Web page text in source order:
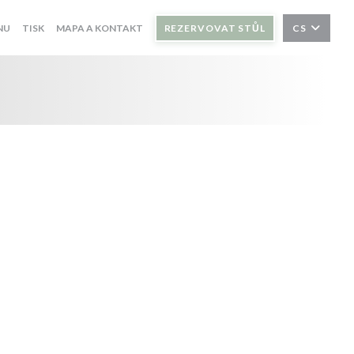
TISK MAPA A KONTAKT REZERVOVAT STŮL CS